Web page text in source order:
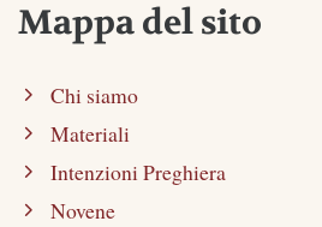
Mappa del sito
Chi siamo
Materiali
Intenzioni Preghiera
Novene